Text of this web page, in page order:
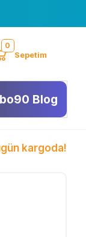
0
Sepetim
Blog
kargoda!